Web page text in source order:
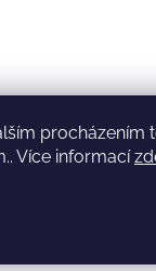
procházením
Více informací